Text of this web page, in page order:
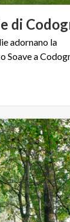
di
adornano la
Soavea